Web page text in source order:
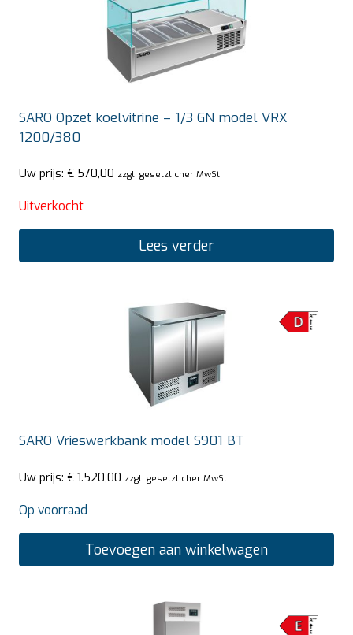
SARO Opzet koelvitrine – 1/3 GN model VRX
1200/380
Uw prijs: € 570,00 zzgl. gesetzlicher MwSt.
Uitverkocht
Lees verder
SARO Vrieswerkbank model S901 BT
Uw prijs: € 1.520,00 zzgl. gesetzlicher MwSt.
Op voorraad
Toevoegen aan winkelwagen